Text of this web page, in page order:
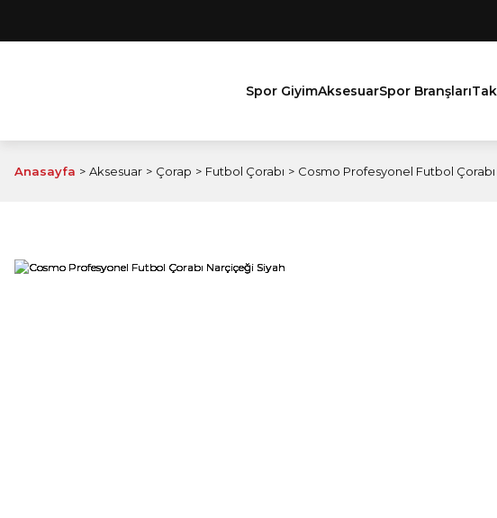
Spor GiyimAksesuarSpor Branşları
Anasayfa Aksesuar Çorap Futbol Çorabı Cosmo Profesyonel Futbol